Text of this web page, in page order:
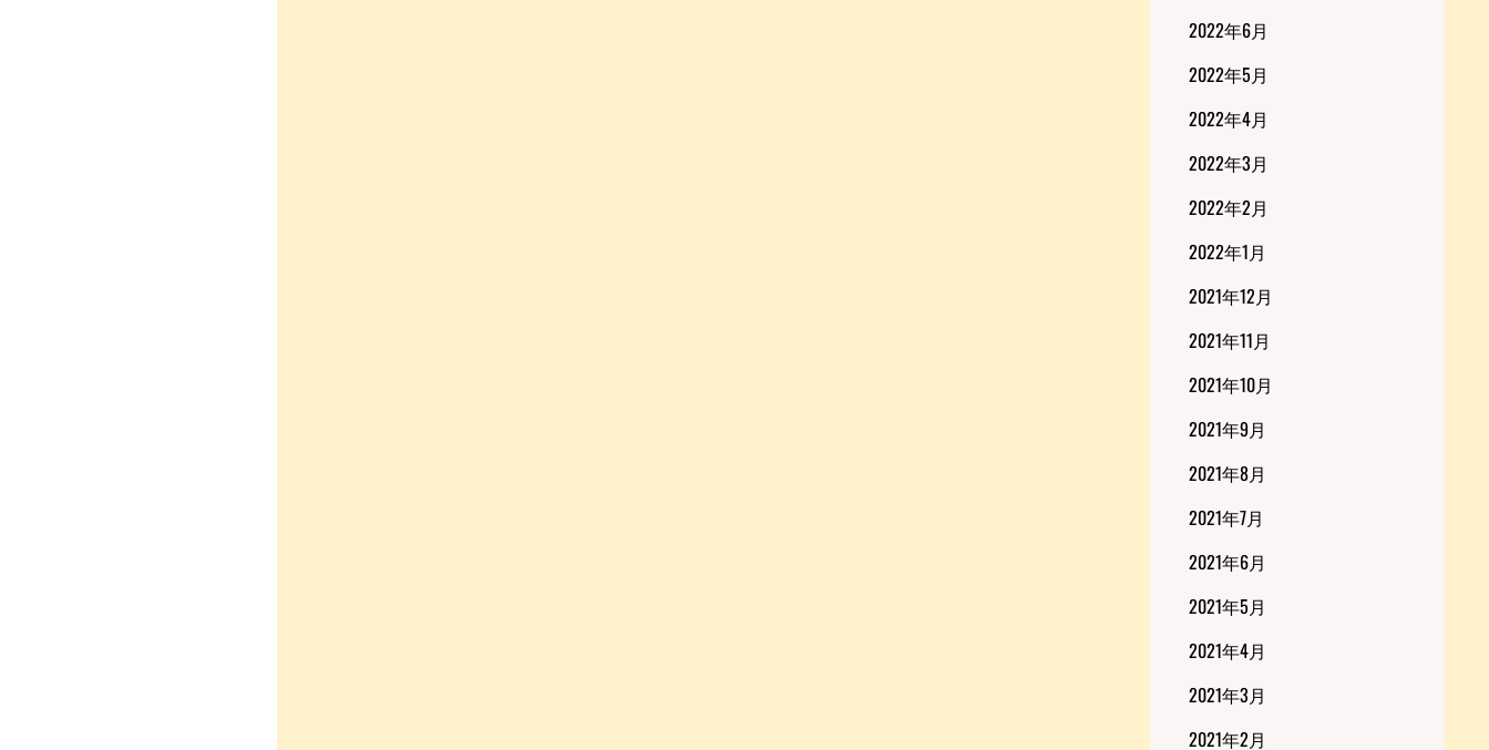
2022年6月
2022年5月
2022年4月
2022年3月
2022年2月
2022年1月
2021年12月
2021年11月
2021年10月
2021年9月
2021年8月
2021年7月
2021年6月
2021年5月
2021年4月
2021年3月
2021年2月